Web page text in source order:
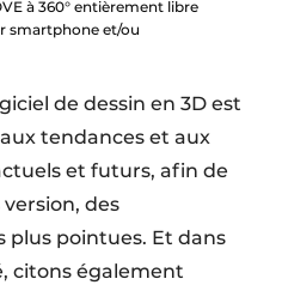
à 360° entièrement libre
smartphone et/ou
de dessin en 3D est
tendances et aux
et futurs, afin de
des
pointues. Et dans
citons également